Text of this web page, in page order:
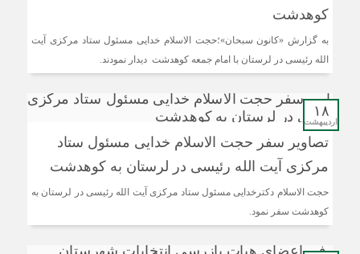
کوهدشت
به گزارش «کانون سبحان»؛حجت الاسلام خدایی مسئول ستاد مرکزی آیت
الله رئیسی در لرستان با امام جمعه کوهدشت دیدار نمودند.
۱۸
اردیبهشت
تصاویر سفر حجت الاسلام خدایی مسئول ستاد
مرکزی آیت الله رئیسی در لرستان به کوهدشت
حجت الاسلام دکترخدایی مسئول ستاد مرکزی آیت الله رئیسی در لرستان به
کوهدشت سفر نمود.